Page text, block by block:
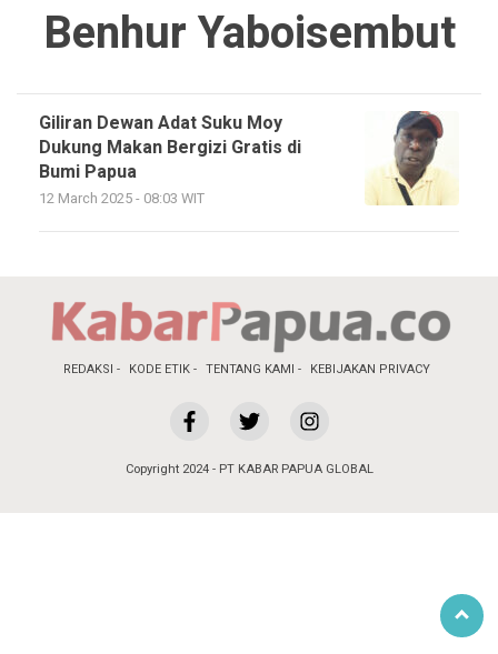
Benhur Yaboisembut
Giliran Dewan Adat Suku Moy
Dukung Makan Bergizi Gratis di
Bumi Papua
12 March 2025 - 08:03 WIT
REDAKSI KODE ETIK TENTANG KAMI KEBIJAKAN PRIVACY
Copyright 2024 - PT KABAR PAPUA GLOBAL